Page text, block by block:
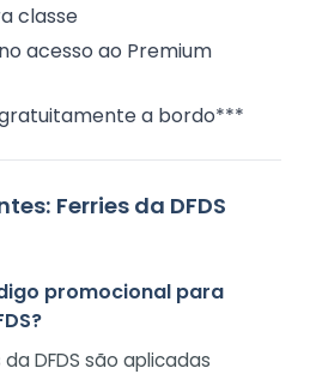
classe
acesso ao Premium
a bordo***
Ferries da DFDS
promocional para
DFDS são aplicadas